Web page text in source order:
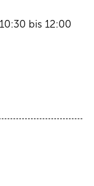
bis 12:00